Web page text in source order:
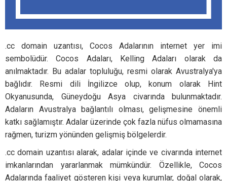
.cc domain uzantısı, Cocos Adalarının internet yer imi
sembolüdür. Cocos Adaları, Kelling Adaları olarak da
anılmaktadır. Bu adalar topluluğu, resmi olarak Avustralya'ya
bağlıdır. Resmi dili İngilizce olup, konum olarak Hint
Okyanusunda, Güneydoğu Asya civarında bulunmaktadır.
Adaların Avustralya bağlantılı olması, gelişmesine önemli
katkı sağlamıştır. Adalar üzerinde çok fazla nüfus olmamasına
rağmen, turizm yönünden gelişmiş bölgelerdir.
.cc domain uzantısı alarak, adalar içinde ve civarında internet
imkanlarından yararlanmak mümkündür. Özellikle, Cocos
Adalarında faaliyet gösteren kişi veya kurumlar, doğal olarak,